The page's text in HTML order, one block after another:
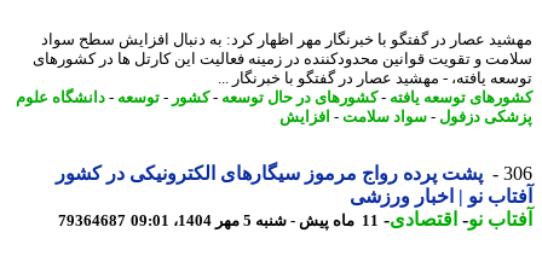
عصار در گفتگو با خبرنگار مهر اظهار کرد: به دنبال افزایش سطح سواد
و تقویت قوانین محدودکننده در زمینه فعالیت این کارتل ها در کشورهای
یافته، - مهشید عصار در گفتگو با خبرنگار ...
توسعه یافته -کشورهای در حال توسعه-کشور-توسعه-دانشگاه علوم
دزفول -سواد سلامت-افزایش
پشت پرده رواج مرموز سیگارهای الکترونیکی در کشور
نو | اخبار ورزشی
نو- اقتصادی-11 ماه پیش - شنبه 5 مهر 1404، 09:01 79364687